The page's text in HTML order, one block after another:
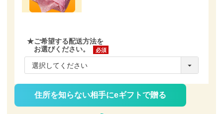
★ご希望する配送方法を
お選びください。
(必
住所を知らない相手にeギフトで贈る